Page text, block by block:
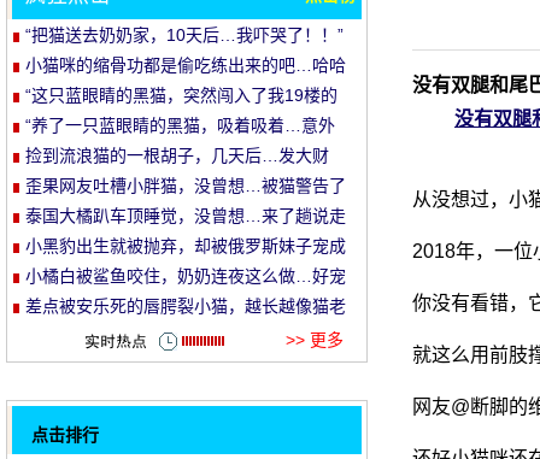
P
et
›
没有双腿和尾
没有双腿
从没想过，小
2018年，一位
你没有看错，
就这么用前肢
网友@断脚的
“把猫送去奶奶家，10天后…我吓哭了！！”
小猫咪的缩骨功都是偷吃练出来的吧…哈哈
哈
“这只蓝眼睛的黑猫，突然闯入了我19楼的
家里…”
“养了一只蓝眼睛的黑猫，吸着吸着…意外
发生了！”
捡到流浪猫的一根胡子，几天后…发大财
了！
歪果网友吐槽小胖猫，没曾想…被猫警告了
哈哈哈
泰国大橘趴车顶睡觉，没曾想…来了趟说走
就走的旅行哈哈哈！
小黑豹出生就被抛弃，却被俄罗斯妹子宠成
了铁憨憨！
小橘白被鲨鱼咬住，奶奶连夜这么做…好宠
溺！
差点被安乐死的唇腭裂小猫，越长越像猫老
>> 更多
点击排行